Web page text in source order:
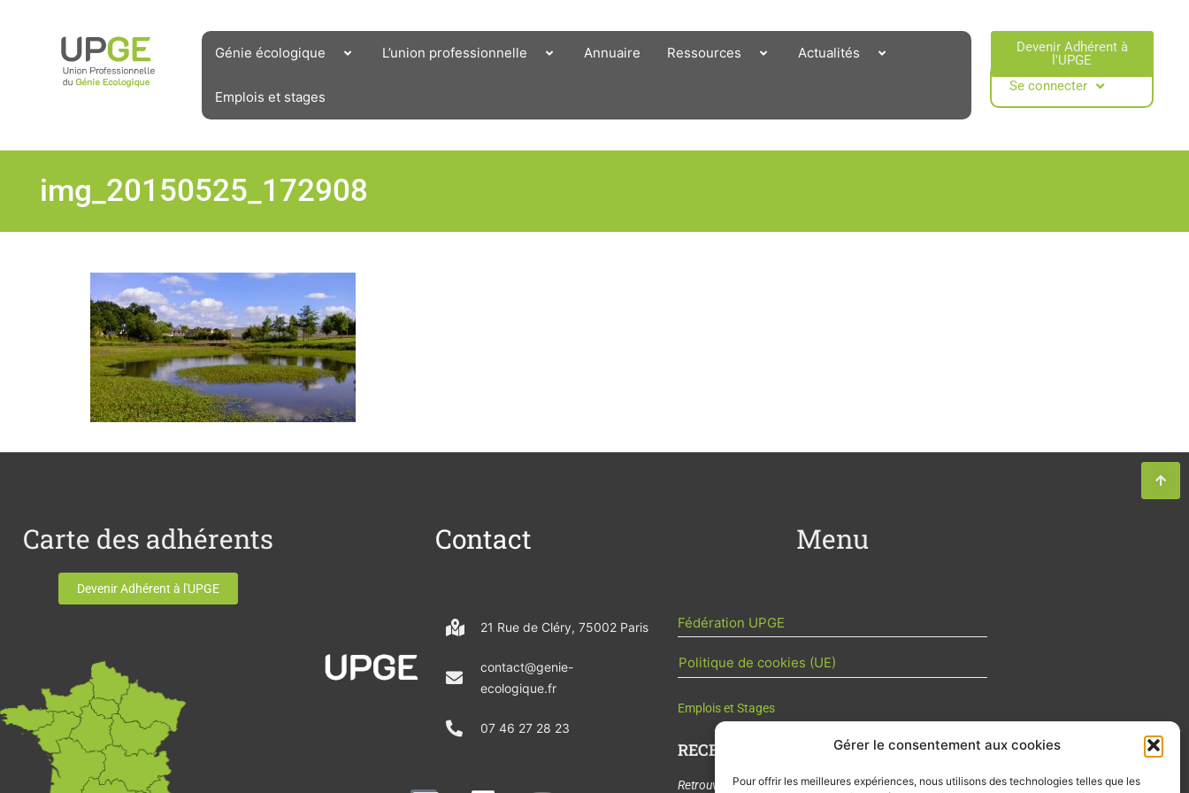
Gérer le consentement aux cookies
Pour offrir les meilleures expériences, nous utilisons des technologies telles que les
Génie écologique L’union professionnelle Annuaire Ressources Actualités
Emplois et stages
Devenir Adhérent à
l'UPGE​
Se connecter
img_20150525_172908
Carte des adhérents
Devenir Adhérent à l'UPGE
Contact
21 Rue de Cléry, 75002 Paris
contact@genie-
ecologique.fr
07 46 27 28 23
Menu
Fédération UPGE
Politique de cookies (UE)
Emplois et Stages
RECEVOIR L'ACTU DE LA FILIÈRE
Retrouvez tous les mois les articles terrain de nos